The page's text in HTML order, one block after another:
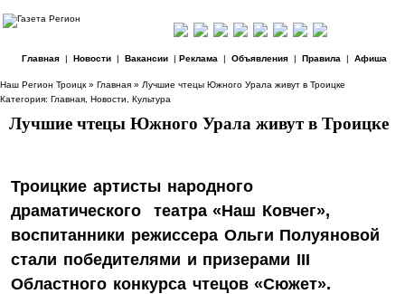
Главная| Новости| Вакансии| Реклама | Объявления| Правила | Афиша
Наш Регион Троицк » Главная » Лучшие чтецы Южного Урала живут в Троицке
Категория: Главная Новости Культура
Лучшие чтецы Южного Урала живут в Троицке
Троицкие артисты народного
драматического театра «Наш Ковчег»,
воспитанники режиссера Ольги Полуяновой
стали победителями и призерами III
Областного конкурса чтецов «Сюжет».